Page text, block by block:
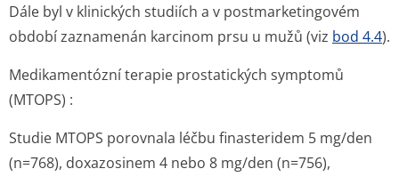
Dále byl v klinických studiích a v postmarketingovém
období zaznamenán karcinom prsu u mužů (viz bod 4.4).
Medikamentózní terapie prostatických symptomů
(MTOPS) :
Studie MTOPS porovnala léčbu finasteridem 5 mg/den
(n=768), doxazosinem 4 nebo 8 mg/den (n=756),